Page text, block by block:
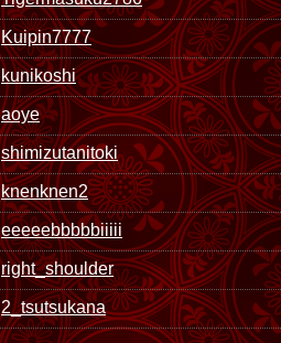
Kuipin7777
kunikoshi
aoye
shimizutanitoki
knenknen2
eeeeebbbbbiiiii
right_shoulder
2_tsutsukana